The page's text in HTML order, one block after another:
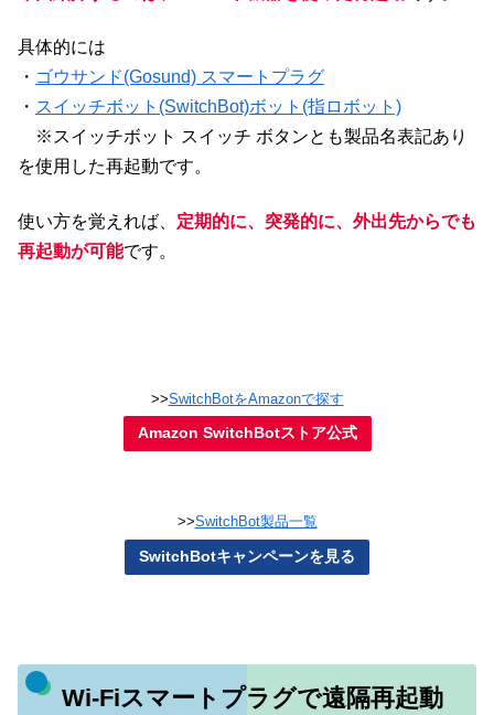
具体的には
・ ゴウサンド(Gosund) スマートプラグ
・ スイッチボット(SwitchBot)ボット(指ロボット)
※スイッチボット スイッチ ボタンとも製品名表記あり
を使用した再起動です。
使い方を覚えれば、 定期的に、突発的に、外出先からでも
再起動が可能です。
>>SwitchBotをAmazonで探す
Amazon SwitchBotストア公式
>>SwitchBot製品一覧
SwitchBotキャンペーンを見る
Wi-Fiスマートプラグで遠隔再起動